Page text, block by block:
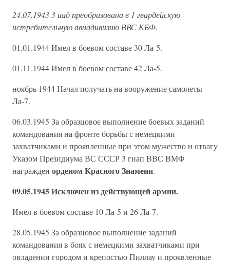
24.07.1943 3 иад преобразована в 1 гвардейскую
истребительную авиадивизию ВВС КБФ.
01.01.1944 Имел в боевом составе 30 Ла-5.
01.11.1944 Имел в боевом составе 42 Ла-5.
ноябрь 1944 Начал получать на вооружение самолеты
Ла-7.
06.03.1945 За образцовое выполнение боевых заданий
командования на фронте борьбы с немецкими
захватчиками и проявленные при этом мужество и отвагу
Указом Президиума ВС СССР 3 гиап ВВС ВМФ
награжден орденом Красного Знамени.
09.05.1945 Исключен из действующей армии.
Имел в боевом составе 10 Ла-5 и 26 Ла-7.
28.05.1945 За образцовое выполнение заданий
командования в боях с немецкими захватчиками при
овладении городом и крепостью Пиллау и проявленные